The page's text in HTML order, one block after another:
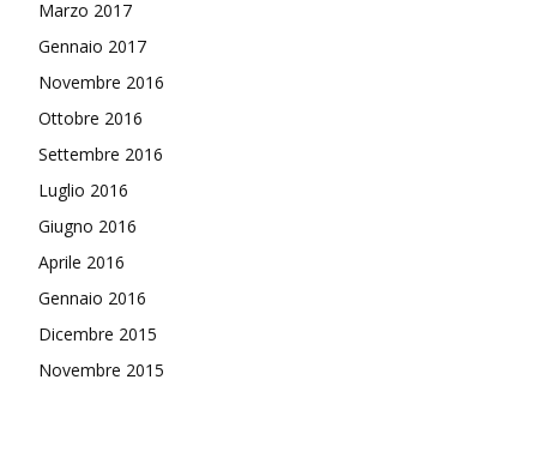
Marzo 2017
Gennaio 2017
Novembre 2016
Ottobre 2016
Settembre 2016
Luglio 2016
Giugno 2016
Aprile 2016
Gennaio 2016
Dicembre 2015
Novembre 2015